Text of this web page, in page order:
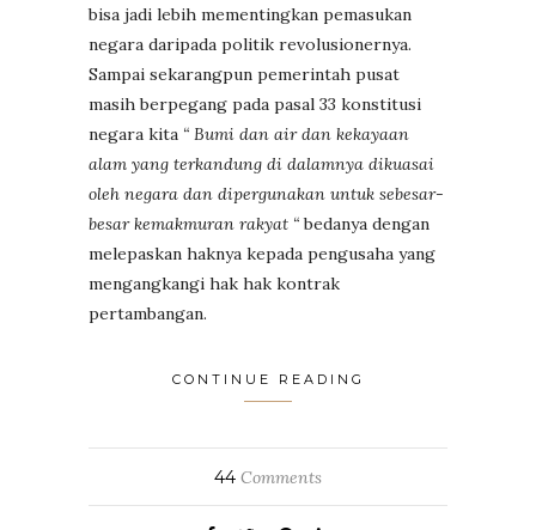
bisa jadi lebih mementingkan pemasukan
negara daripada politik revolusionernya.
Sampai sekarangpun pemerintah pusat
masih berpegang pada pasal 33 konstitusi
negara kita “ Bumi dan air dan kekayaan
alam yang terkandung di dalamnya dikuasai
oleh negara dan dipergunakan untuk sebesar-
besar kemakmuran rakyat “bedanya dengan
melepaskan haknya kepada pengusaha yang
mengangkangi hak hak kontrak
pertambangan.
CONTINUE READING
44 Comments